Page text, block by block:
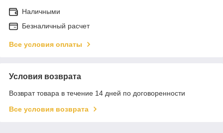
Наличными
Безналичный расчет
Все условия оплаты
Условия возврата
Возврат товара в течение 14 дней по договоренности
Все условия возврата